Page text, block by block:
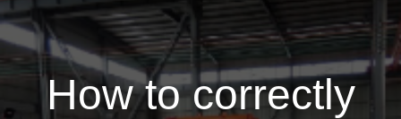
How to correctly